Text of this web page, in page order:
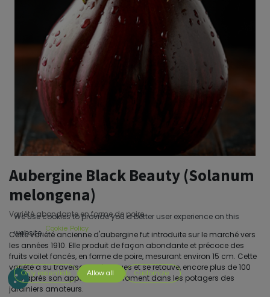
Aubergine Black Beauty (Solanum
melongena)
Variété abondante en forme de poire.
Cette variété ancienne d'aubergine fut introduite sur le marché vers
les années 1910. Elle produit de façon abondante et précoce des
fruits voilet foncés, en forme de poire, mesurant environ 15 cm. Cette
variété a su traverser les époques et se retouve, encore plus de 100
ans après son apparition, courrament dans les potagers des
jardiniers amateurs.
We use cookies to provide you a better user experience on this
website. Cookie Policy
Only essentials Allow all Customize